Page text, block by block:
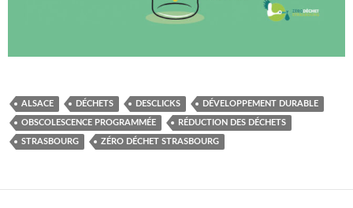
ALSACE DÉCHETS DESCLICKS DÉVELOPPEMENT DURABLE
OBSCOLESCENCE PROGRAMMÉE RÉDUCTION DES DÉCHETS
STRASBOURG ZÉRO DÉCHET STRASBOURG